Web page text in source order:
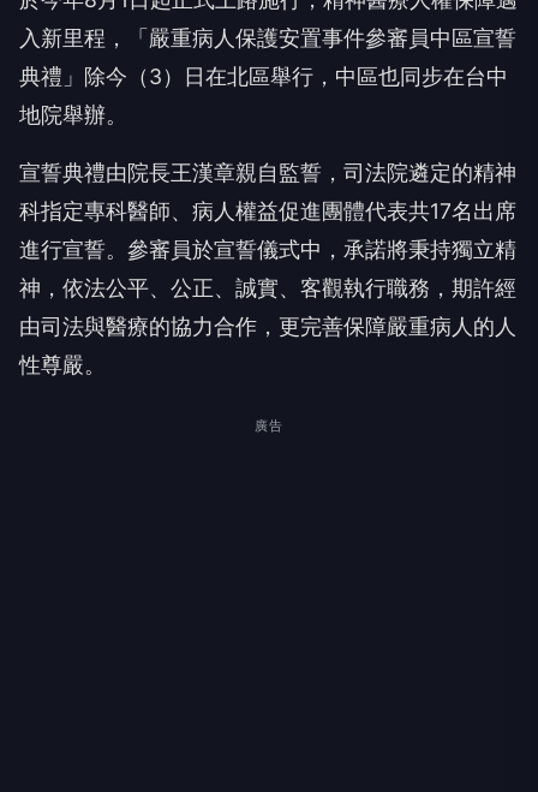
入新里程，「嚴重病人保護安置事件參審員中區宣誓
典禮」除今（3）日在北區舉行，中區也同步在台中
地院舉辦。
宣誓典禮由院長王漢章親自監誓，司法院遴定的精神
科指定專科醫師、病人權益促進團體代表共17名出席
進行宣誓。參審員於宣誓儀式中，承諾將秉持獨立精
神，依法公平、公正、誠實、客觀執行職務，期許經
由司法與醫療的協力合作，更完善保障嚴重病人的人
性尊嚴。
廣告